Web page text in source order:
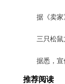
据《卖家》
三只松鼠方
据悉，宣传
推荐阅读